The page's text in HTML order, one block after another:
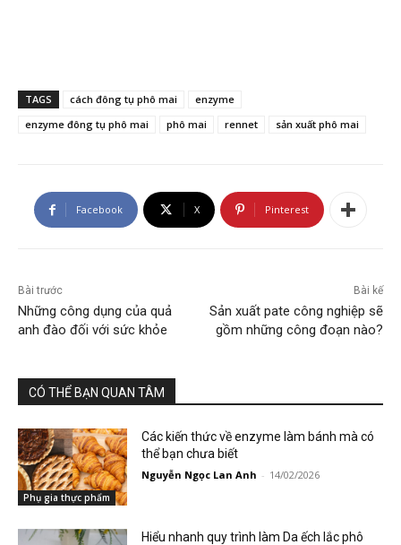
TAGS cách đông tụ phô mai
enzyme
enzyme đông tụ phô mai
phô mai rennet sản xuất phô mai
Facebook X Pinterest
Bài trước
Những công dụng của quả
anh đào đối với sức khỏe
Bài kế
Sản xuất pate công nghiệp sẽ
gồm những công đoạn nào?
CÓ THỂ BẠN QUAN TÂM
Phụ gia thực phẩm
Các kiến thức về enzyme làm bánh mà có
thể bạn chưa biết
Nguyễn Ngọc Lan Anh - 14/02/2026
Hiểu nhanh quy trình làm Da ếch lắc phô